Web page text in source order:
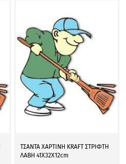
ΤΣΑΝΤΑ ΧΑΡΤΙΝΗ KRAFT ΣΤΡΙΦΤΗ
ΛΑΒΗ 41Χ32Χ12cm